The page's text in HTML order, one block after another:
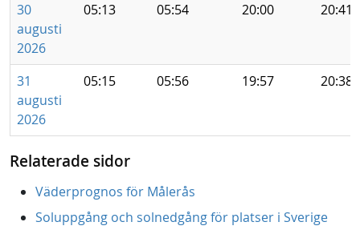
30
augusti
2026
05:13 05:54 20:00 20:41
31
augusti
2026
05:15 05:56 19:57 20:38
Relaterade sidor
Väderprognos för Målerås
Soluppgång och solnedgång för platser i Sverige